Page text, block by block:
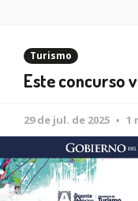
Turismo
Este concurso
29 de jul. de 2025 1